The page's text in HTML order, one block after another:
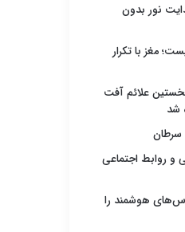
نور بدون
مغز با تکرار
علائم آفت
شد
سرطان
و روابط اجتماعی
هوشمند را